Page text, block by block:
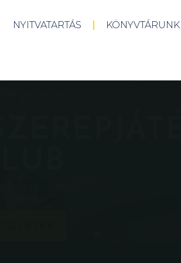
NYITVATARTÁS KÖNYVTÁRUNK